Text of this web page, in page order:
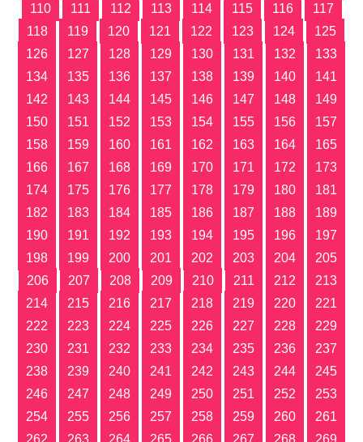
110
111 112 113 114 115 116
117
118
119 120 121 122 123 124
125
126
127 128 129 130 131 132
133
134
135 136 137 138 139 140
141
142
143 144 145 146 147 148
149
150
151 152 153 154 155 156
157
158
159 160 161 162 163 164
165
166
167 168 169 170 171 172
173
174
175 176 177 178 179 180
181
182
183 184 185 186 187 188
189
190
191 192 193 194 195 196
197
198
199 200 201 202 203 204
205
206
207 208 209 210 211 212
213
214
215 216 217 218 219 220
221
222
223 224 225 226 227 228
229
230
231 232 233 234 235 236
237
238
239 240 241 242 243 244
245
246
247 248 249 250 251 252
253
254
255 256 257 258 259 260
261
262
263 264 265 266 267 268
269